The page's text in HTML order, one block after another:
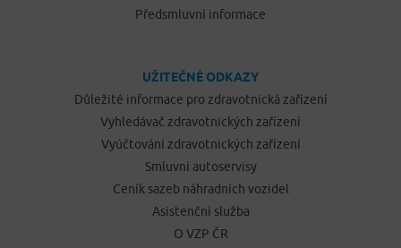
Předsmluvní informace
UŽITEČNÉ ODKAZY
Důležité informace pro zdravotnická zařízení
Vyhledávač zdravotnických zařízení
Vyúčtování zdravotnických zařízení
Smluvní autoservisy
Ceník sazeb náhradních vozidel
Asistenční služba
O VZP ČR